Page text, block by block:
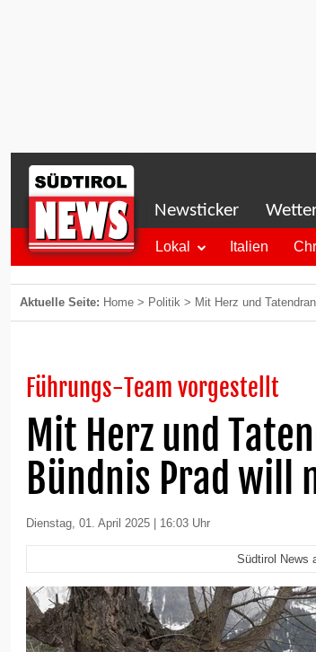
Newsticker
Lokal Italien
Aktuelle Seite: Home > Politik > Mit Herz und
Führungs-Team vorgestellt
Mit Herz und
Bündnis Prad will
Dienstag, 01. April 2025 | 16:03 Uhr
Südtirol News